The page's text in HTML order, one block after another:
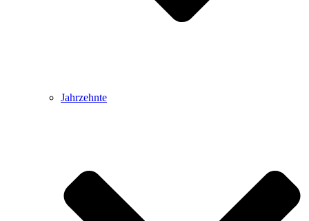
Jahrzehnte